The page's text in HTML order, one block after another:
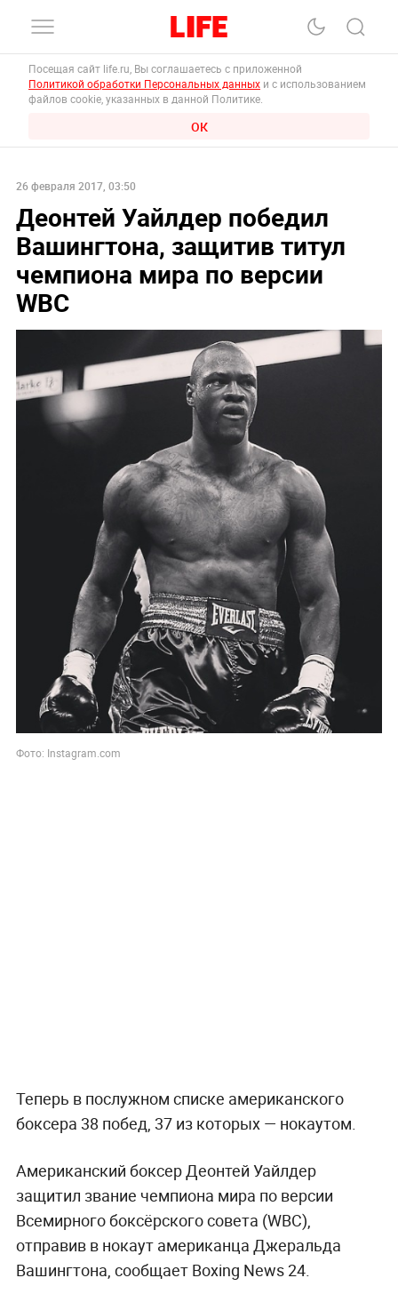
Посещая сайт life.ru, Вы соглашаетесь с приложенной
Политикой обработки Персональных данных и с использованием
файлов cookie, указанных в данной Политике.
ОК
26 февраля 2017, 03:50
Деонтей Уайлдер победил
Вашингтона, защитив титул
чемпиона мира по версии
WBC
Фото: Instagram.com
Теперь в послужном списке американского
боксера 38 побед, 37 из которых — нокаутом.
Американский боксер Деонтей Уайлдер
защитил звание чемпиона мира по версии
Всемирного боксёрского совета (WBC),
отправив в нокаут американца Джеральда
Вашингтона, сообщает Boxing News 24.